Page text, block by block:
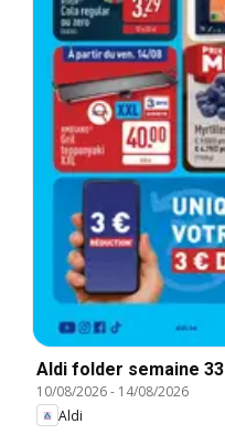
Aldi folder semaine 33
10/08/2026- 14/08/2026
Aldi